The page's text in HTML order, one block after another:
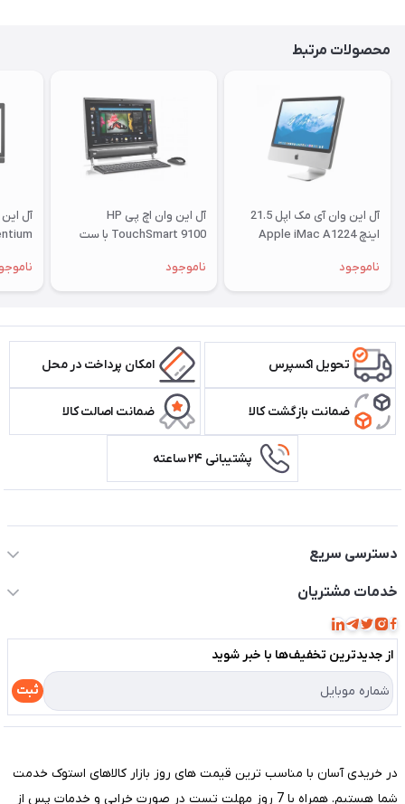
محصولات مرتبط
آل این وان آی مک اپل 21.5
اینچ Apple iMac A1224
ناموجود
آل این وان اچ پی HP
TouchSmart 9100 با ست
ناموجود
تحویل اکسپرس امکان پرداخت در محل
ضمانت بازگشت کالا ضمانت اصالت کالا
پشتیبانی ۲۴ ساعته
دسترسی سریع
حساب کاربری
مجله فروشگاه
لیست محصولات
درباره ما
تماس با ما
خدمات مشتریان
قوانین و مقررات
حریم خصوصی
راهنما
از جدید‌ترین تخفیف‌ها با‌ خبر شوید
ثبت
در خریدی آسان با مناسب ترین قیمت های روز بازار کالاهای استوک خدمت
شما هستیم. همراه با 7 روز مهلت تست در صورت خرابی و خدمات پس از